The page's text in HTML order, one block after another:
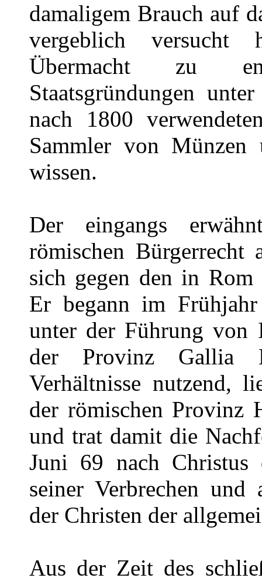
damaligem Brauch auf
vergeblich versucht
Übermacht zu
Staatsgründungen
nach 1800
Sammler von
wissen.
Der eingangs
römischen Bürgerrecht
sich gegen den in Rom
Er begann im
unter der Führung von
der Provinz Gallia
Verhältnisse nutzend,
der römischen Provinz
und trat damit die
Juni 69 nach Christus
seiner Verbrechen
der Christen der
Aus der Zeit des